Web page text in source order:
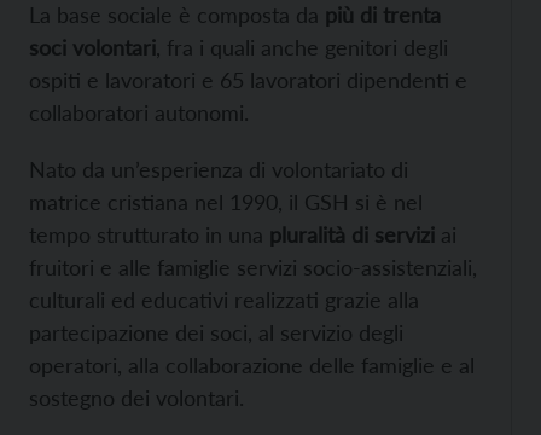
La base sociale è composta da più di trenta
soci volontari, fra i quali anche genitori degli
ospiti e lavoratori e 65 lavoratori dipendenti e
collaboratori autonomi.
Nato da un’esperienza di volontariato di
matrice cristiana nel 1990, il GSH si è nel
tempo strutturato in una pluralità di servizi ai
fruitori e alle famiglie servizi socio-assistenziali,
culturali ed educativi realizzati grazie alla
partecipazione dei soci, al servizio degli
operatori, alla collaborazione delle famiglie e al
sostegno dei volontari.